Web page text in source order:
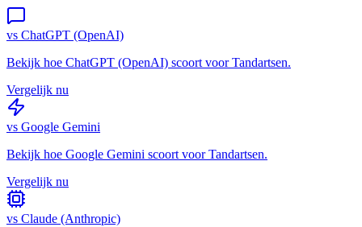
vs ChatGPT (OpenAI)
Bekijk hoe ChatGPT (OpenAI) scoort voorTandartsen.
Vergelijk nu
vs Google Gemini
Bekijk hoe Google Gemini scoort voorTandartsen.
Vergelijk nu
vs Claude (Anthropic)